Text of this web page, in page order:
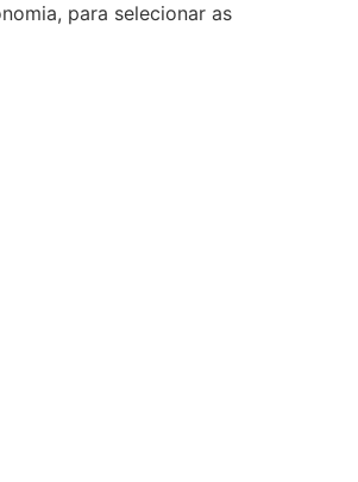
para selecionar as